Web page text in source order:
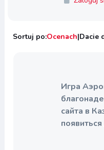
Sortuj po:Ocenach|Dacie
Игра
сайта в